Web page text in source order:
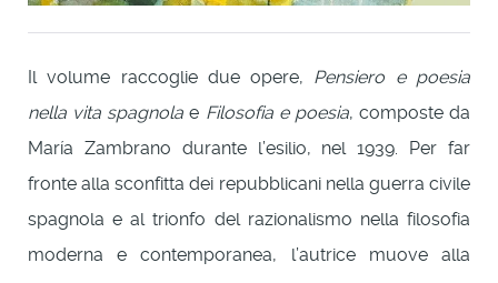
Il volume raccoglie due opere, Pensiero e poesia
nella vita spagnola e Filosofia e poesia, composte da
María Zambrano durante l’esilio, nel 1939. Per far
fronte alla sconfitta dei repubblicani nella guerra civile
spagnola e al trionfo del razionalismo nella filosofia
moderna e contemporanea, l’autrice muove alla